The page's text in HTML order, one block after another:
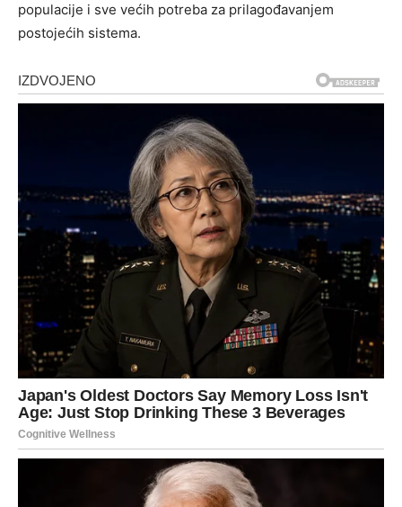
populacije i sve većih potreba za prilagođavanjem
postojećih sistema.